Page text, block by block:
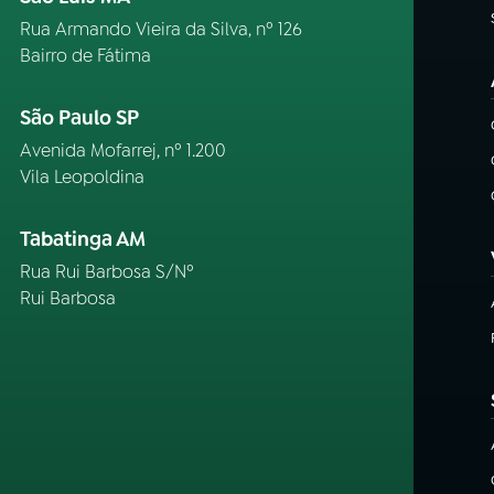
Rua Armando Vieira da Silva, nº 126
Bairro de Fátima
São Paulo SP
Avenida Mofarrej, nº 1.200
Vila Leopoldina
Tabatinga AM
Rua Rui Barbosa S/Nº
Rui Barbosa